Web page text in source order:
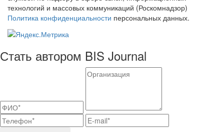
технологий и массовых коммуникаций (Роскомнадзор)
Политика конфиденциальности персональных данных.
Стать автором BIS Journal